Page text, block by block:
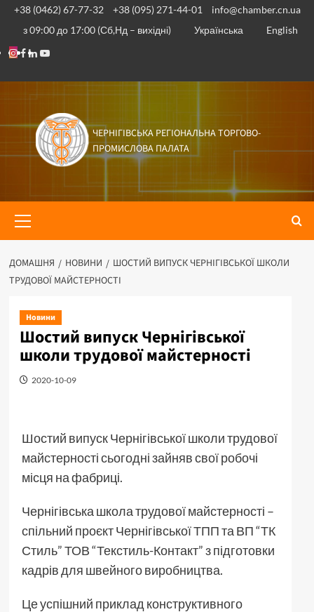
Перейти
вмісту
+38 (0462) 67-77-32 +38 (095) 271-44-01
info@chamber.cn.ua
з 09:00 до 17:00 (Сб,Нд – вихідні)
Українська
English
Instagram
Facebook
Linkedin
Youtube
ЧЕРНІГІВСЬКА РЕГІОНАЛЬНА ТОРГОВО-
ПРОМИСЛОВА ПАЛАТА
меню
ДОМАШНЯ НОВИНИ
ШОСТИЙ ВИПУСК ЧЕРНІГІВСЬКОЇ ШКОЛИ
ТРУДОВОЇ МАЙСТЕРНОСТІ
Новини
Шостий випуск Чернігівської
школи трудової майстерності
2020-10-09
Шостий випуск Чернігівської школи трудової
майстерності сьогодні зайняв свої робочі
місця на фабриці.
Чернігівська школа трудової майстерності –
спільний проєкт Чернігівської ТПП та ВП “ТК
Стиль” ТОВ “Текстиль-Контакт” з підготовки
кадрів для швейного виробництва.
Це успішний приклад конструктивного